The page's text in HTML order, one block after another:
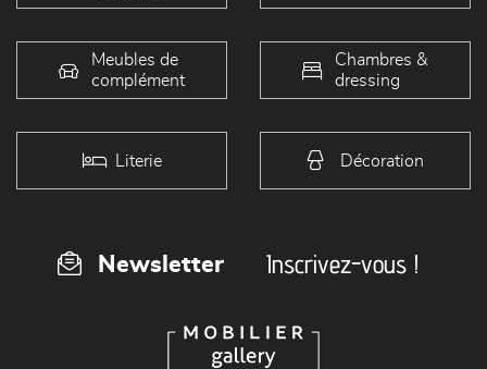
Meubles de
complément
Chambres &
dressing
Literie Décoration
Newsletter Inscrivez-vous !